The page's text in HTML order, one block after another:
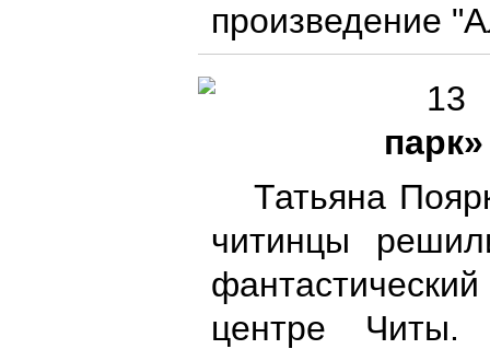
произведение
13
Татьяна
читинцы
центре